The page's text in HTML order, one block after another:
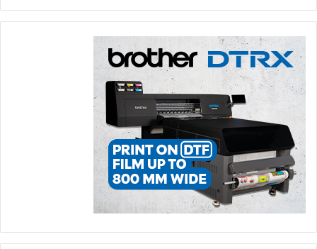
بالنسبة لمنظومة الطباعة الاحترافية.
الإمارات العربية المتحدة جوائز
كانون أوروبا والشرق الأوسط وإفريقيا